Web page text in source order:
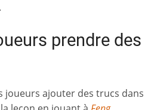
prendre des
joueurs ajouter des trucs dans